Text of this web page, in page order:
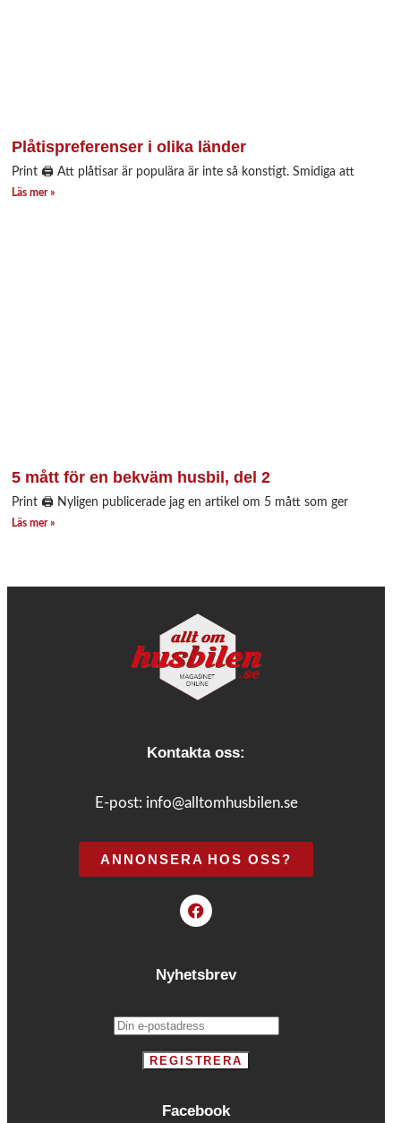
Plåtispreferenser i olika länder
Print 🖨 Att plåtisar är populära är inte så konstigt. Smidiga att
Läs mer »
5 mått för en bekväm husbil, del 2
Print 🖨 Nyligen publicerade jag en artikel om 5 mått som ger
Läs mer »
Kontakta oss:
E-post: info@alltomhusbilen.se
ANNONSERA HOS OSS?
Nyhetsbrev
Facebook